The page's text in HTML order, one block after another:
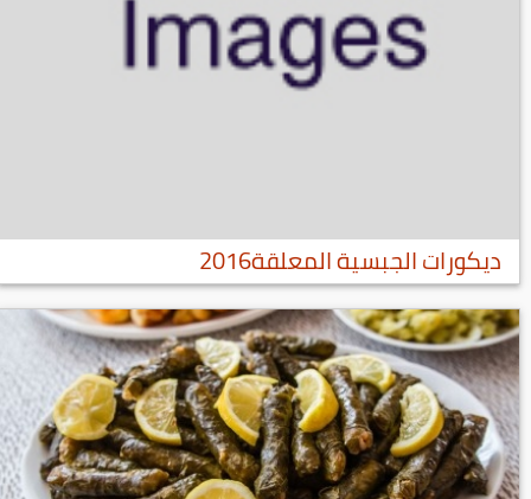
ديكورات الجبسية المعلقة2016